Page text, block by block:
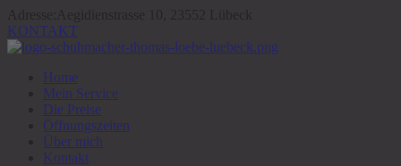
KONTAKT
Home
Mein Service
Die Preise
Öffnungszeiten
Über mich
Kontakt